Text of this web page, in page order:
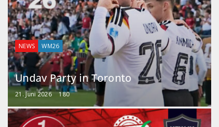
NEWS WM26
Undav Party in Toronto
21. Juni 2026 180